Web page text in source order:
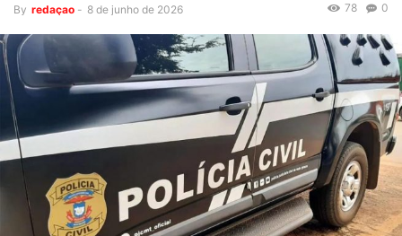
By redaçao - 8 de junho de 2026 0
78